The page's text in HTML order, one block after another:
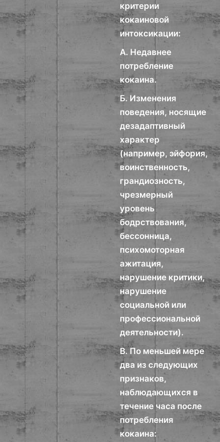
критерии
кокаиновой
интоксикации:
А. Недавнее
потребление
кокаина.
Б. Изменения
поведения, носящие
дезадаптивный
характер
(например, эйфория,
воинственность,
грандиозность,
чрезмерный
уровень
бодрствования,
бессонница,
психомоторная
ажитация,
нарушение критики,
нарушение
социальной или
профессиональной
деятельности).
В. По меньшей мере
два из следующих
признаков,
наблюдающихся в
течение часа после
потребления
кокаина: